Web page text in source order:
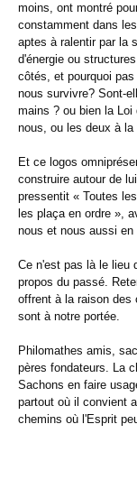
moins, ont montré
constamment dans
aptes à ralentir par la
d'énergie ou
côtés, et pourquoi
nous survivre? Sont-
mains ? ou bien la Loi
nous, ou les deux à la
Et ce logos
construire autour de
pressentit « Toutes
les plaça en ordre »,
nous et nous aussi
Ce n'est pas là le lieu
propos du passé.
offrent à la raison des
sont à notre portée.
Philomathes amis,
pères fondateurs. La
Sachons en faire
partout où il convient
chemins où l'Esprit